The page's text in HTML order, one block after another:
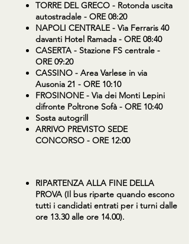
TORRE DEL GRECO - Rotonda uscita
autostradale - ORE 08:20
NAPOLI CENTRALE- Via Ferraris 40
davanti Hotel Ramada - ORE 08:40
CASERTA - Stazione FS centrale -
ORE 09:20
CASSINO - Area Varlese in via
Ausonia 21 - ORE 10:10
FROSINONE- Via dei Monti Lepini
difronte Poltrone Sofà - ORE 10:40
Sosta autogrill
ARRIVO PREVISTO SEDE
CONCORSO - ORE 12:00
RIPARTENZA ALLA FINE DELLA
PROVA (Il bus riparte quando escono
tutti i candidati entrati per i turni dalle
ore 13.30 alle ore 14.00).